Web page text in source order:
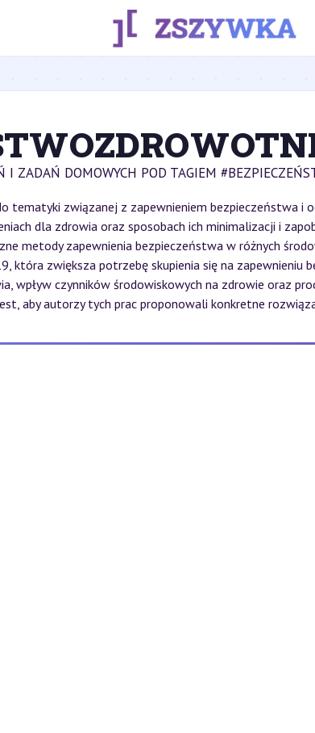
I ZADAŃ DOMOWYCH POD TAGIEM
tematyki związanej z zapewnieniem bezpieczeństwa i
dla zdrowia oraz sposobach ich minimalizacji i
metody zapewnienia bezpieczeństwa w różnych
która zwiększa potrzebę skupienia się na
wpływ czynników środowiskowych na zdrowie oraz
aby autorzy tych prac proponowali konkretne